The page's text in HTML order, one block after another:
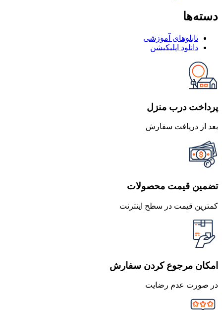
دسته‌ها
تابلوهای آموزشی
دانلود اپلیکیشن
پرداخت درب منزل
بعد از دریافت سفارش
تضمین قیمت محصولات
کمترین قیمت در سطح اینترنت
امکان مرجوع کردن سفارش
در صورت عدم رضایت